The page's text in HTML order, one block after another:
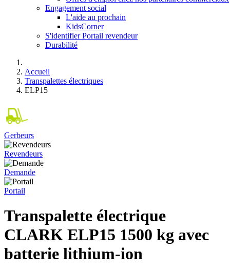
Engagement social
L'aide au prochain
KidsCorner
S'identifier Portail revendeur
Durabilité
Accueil
Transpalettes électriques
ELP15
Gerbeurs
Revendeurs
Demande
Portail
Transpalette électrique
CLARK ELP15 1500 kg avec
batterie lithium-ion